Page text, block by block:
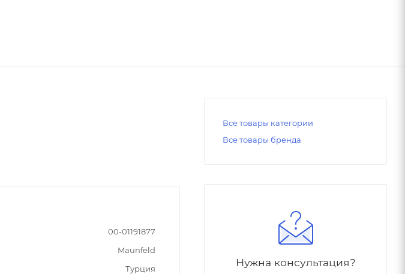
00-01191877
Maunfeld
Турция
Все товары категории
Все товары бренда
Нужна консультация?